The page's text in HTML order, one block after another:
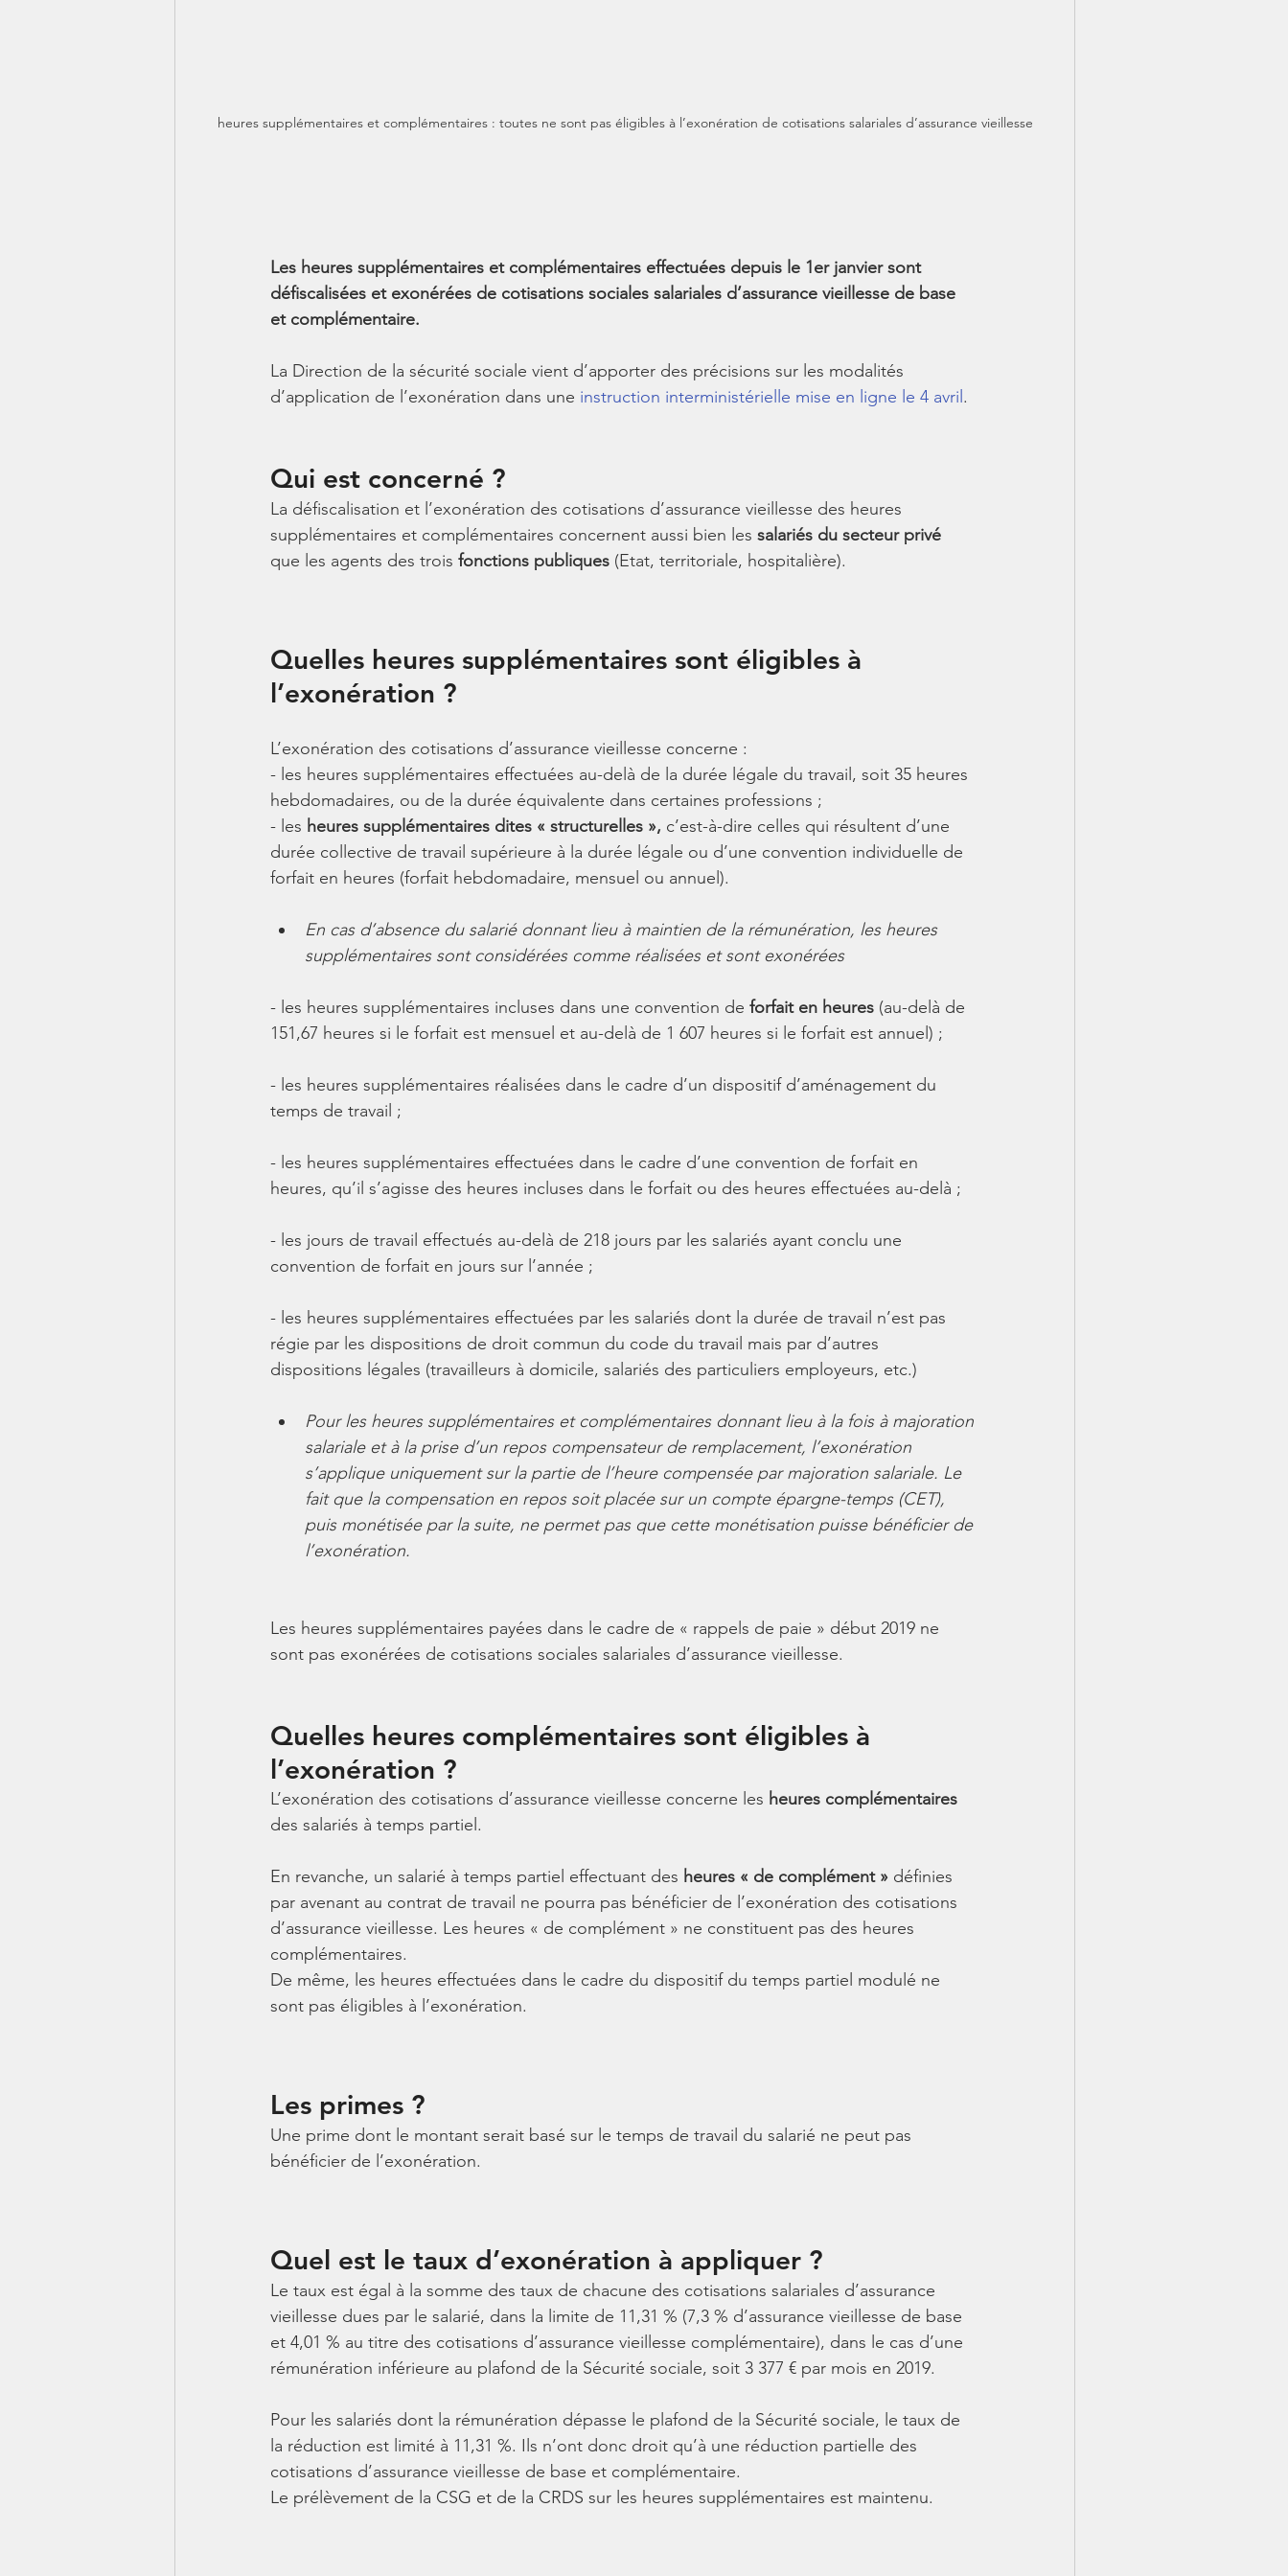
heures supplémentaires et complémentaires : toutes ne sont pas éligibles à l’exonération de cotisations salariales d’assurance vieillesse
Les heures supplémentaires et complémentaires effectuées depuis le 1er janvier sont
défiscalisées et exonérées de cotisations sociales salariales d’assurance vieillesse de base
et complémentaire.
La Direction de la sécurité sociale vient d’apporter des précisions sur les modalités
d’application de l’exonération dans une instruction interministérielle mise en ligne le 4 avril.
Qui est concerné ?
La défiscalisation et l’exonération des cotisations d’assurance vieillesse des heures
supplémentaires et complémentaires concernent aussi bien les salariés du secteur privé
que les agents des trois fonctions publiques (Etat, territoriale, hospitalière).
Quelles heures supplémentaires sont éligibles à
l’exonération ?
L’exonération des cotisations d’assurance vieillesse concerne :
- les heures supplémentaires effectuées au-delà de la durée légale du travail, soit 35 heures
hebdomadaires, ou de la durée équivalente dans certaines professions ;
- les heures supplémentaires dites « structurelles », c’est-à-dire celles qui résultent d’une
durée collective de travail supérieure à la durée légale ou d’une convention individuelle de
forfait en heures (forfait hebdomadaire, mensuel ou annuel).
En cas d’absence du salarié donnant lieu à maintien de la rémunération, les heures
supplémentaires sont considérées comme réalisées et sont exonérées
- les heures supplémentaires incluses dans une convention de forfait en heures (au-delà de
151,67 heures si le forfait est mensuel et au-delà de 1 607 heures si le forfait est annuel) ;
- les heures supplémentaires réalisées dans le cadre d’un dispositif d’aménagement du
temps de travail ;
- les heures supplémentaires effectuées dans le cadre d’une convention de forfait en
heures, qu’il s’agisse des heures incluses dans le forfait ou des heures effectuées au-delà ;
- les jours de travail effectués au-delà de 218 jours par les salariés ayant conclu une
convention de forfait en jours sur l’année ;
- les heures supplémentaires effectuées par les salariés dont la durée de travail n’est pas
régie par les dispositions de droit commun du code du travail mais par d’autres
dispositions légales (travailleurs à domicile, salariés des particuliers employeurs, etc.)
Pour les heures supplémentaires et complémentaires donnant lieu à la fois à majoration
salariale et à la prise d’un repos compensateur de remplacement, l’exonération
s’applique uniquement sur la partie de l’heure compensée par majoration salariale. Le
fait que la compensation en repos soit placée sur un compte épargne-temps (CET),
puis monétisée par la suite, ne permet pas que cette monétisation puisse bénéficier de
l’exonération.
Les heures supplémentaires payées dans le cadre de « rappels de paie » début 2019 ne
sont pas exonérées de cotisations sociales salariales d’assurance vieillesse.
Quelles heures complémentaires sont éligibles à
l’exonération ?
L’exonération des cotisations d’assurance vieillesse concerne les heures complémentaires
des salariés à temps partiel.
En revanche, un salarié à temps partiel effectuant des heures « de complément » définies
par avenant au contrat de travail ne pourra pas bénéficier de l’exonération des cotisations
d’assurance vieillesse. Les heures « de complément » ne constituent pas des heures
complémentaires.
De même, les heures effectuées dans le cadre du dispositif du temps partiel modulé ne
sont pas éligibles à l’exonération.
Les primes ?
Une prime dont le montant serait basé sur le temps de travail du salarié ne peut pas
bénéficier de l’exonération.
Quel est le taux d’exonération à appliquer ?
Le taux est égal à la somme des taux de chacune des cotisations salariales d’assurance
vieillesse dues par le salarié, dans la limite de 11,31 % (7,3 % d’assurance vieillesse de base
et 4,01 % au titre des cotisations d’assurance vieillesse complémentaire), dans le cas d’une
rémunération inférieure au plafond de la Sécurité sociale, soit 3 377 € par mois en 2019.
Pour les salariés dont la rémunération dépasse le plafond de la Sécurité sociale, le taux de
la réduction est limité à 11,31 %. Ils n’ont donc droit qu’à une réduction partielle des
cotisations d’assurance vieillesse de base et complémentaire.
Le prélèvement de la CSG et de la CRDS sur les heures supplémentaires est maintenu.